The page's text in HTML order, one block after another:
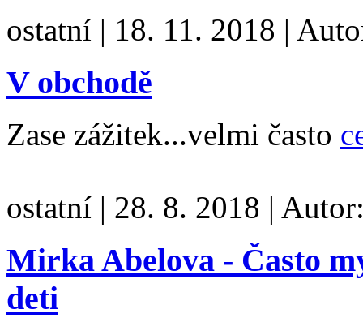
ostatní | 18. 11. 2018 |
V obchodě
Zase zážitek...velmi často
ostatní | 28. 8. 2018 |
Mirka Abelova - Často
deti